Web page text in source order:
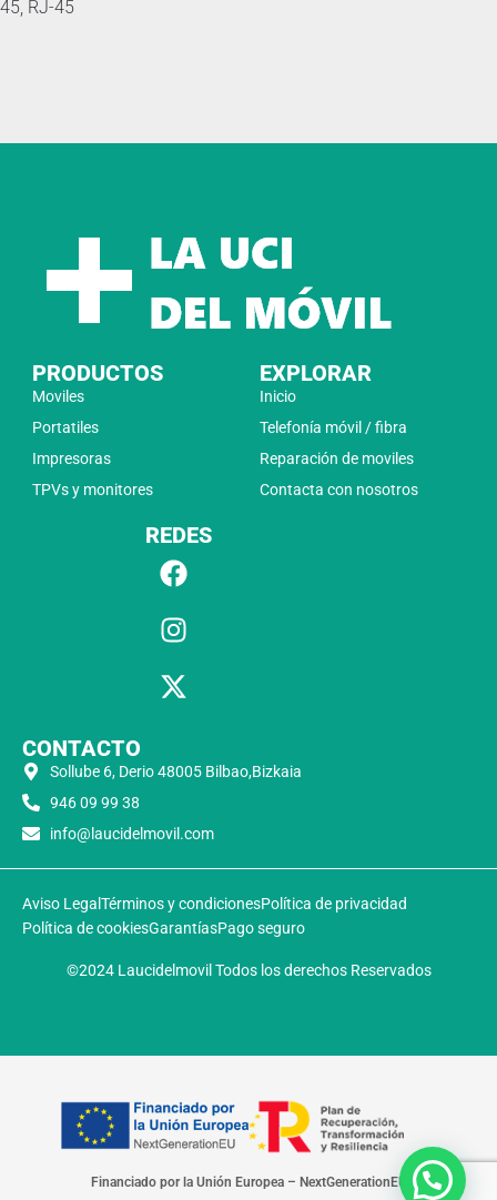
45, RJ-45
PRODUCTOS
Moviles
Portatiles
Impresoras
TPVs y monitores
EXPLORAR
Inicio
Telefonía móvil / fibra
Reparación de moviles
Contacta con nosotros
REDES
CONTACTO
Sollube 6, Derio 48005 Bilbao,Bizkaia
946 09 99 38
info@laucidelmovil.com
Aviso Legal Términos y condicionesPolítica de privacidad
Política de cookiesGarantíasPago seguro
©2024 Laucidelmovil Todos los derechos Reservados
Financiado por la Unión Europea – NextGenerationEU​